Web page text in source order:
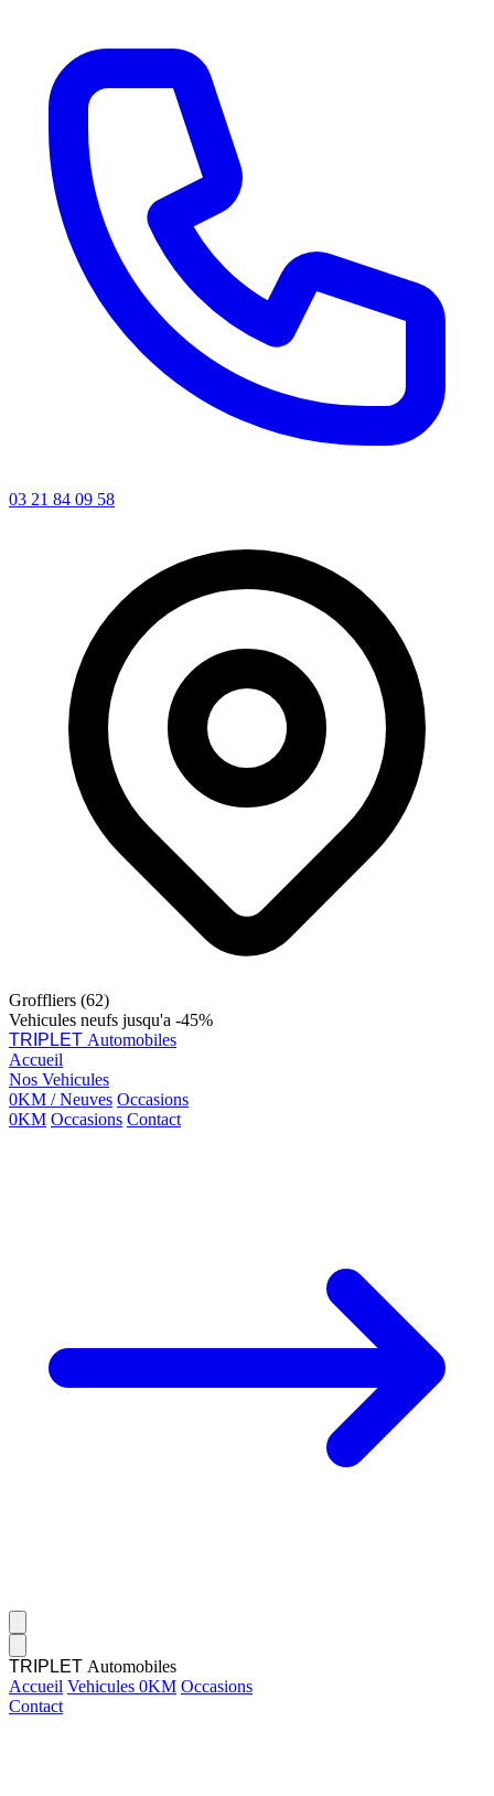
03 21 84 09 58
Groffliers (62)
Vehicules neufs jusqu'a -45%
TRIPLET Automobiles
Accueil
Nos Vehicules
0KM / Neuves Occasions
0KM Occasions Contact
TRIPLET Automobiles
Accueil Vehicules 0KM Occasions
Contact